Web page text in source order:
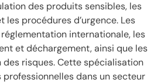
des produits sensibles, les
les procédures d’urgence. Les
internationale, les
et déchargement, ainsi que les
risques. Cette spécialisation
dans un secteur